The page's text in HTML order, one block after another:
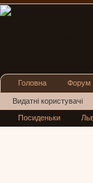
Головна Форум
Видатні користувачі
Нові повідомлення
Посиденьки